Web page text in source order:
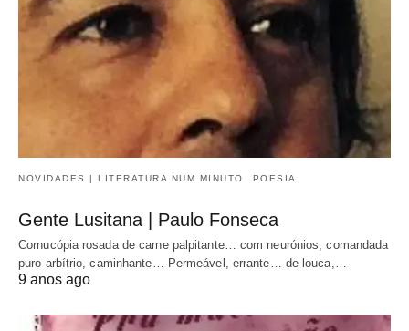
NOVIDADES | LITERATURA NUM MINUTO POESIA
Gente Lusitana | Paulo Fonseca
Cornucópia rosada de carne palpitante… com neurónios, comandada
puro arbítrio, caminhante… Permeável, errante… de louca,…
9 anos ago